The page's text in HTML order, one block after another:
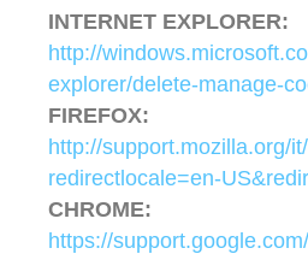
INTERNET EXPLORER:
http://
explorer/delete-manage-
FIREFOX:
http://support.mozilla.org/
redirectlocale=en-
CHROME:
https://